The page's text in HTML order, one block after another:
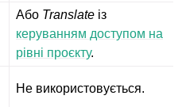
Або Translate із
керуванням доступом на
рівні проєкту.
Не використовується.